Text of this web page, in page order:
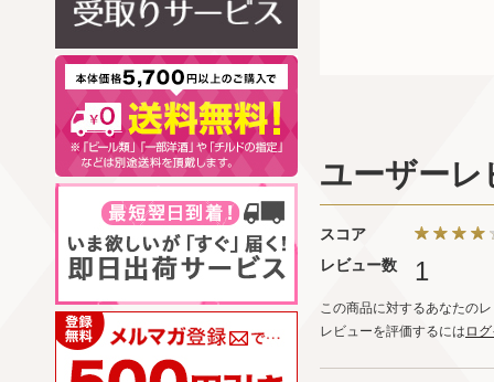
ユーザーレ
スコア
レビュー数
1
この商品に対するあなたの
レビューを評価するには ロ